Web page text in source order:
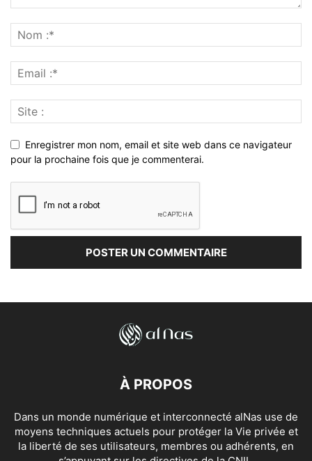
Enregistrer mon nom, email et site web dans ce navigateur
pour la prochaine fois que je commenterai.
À PROPOS
Dans un monde numérique et interconnecté alNas use de
moyens techniques actuels pour protéger la Vie privée et
la liberté de ses utilisateurs, membres ou adhérents, en